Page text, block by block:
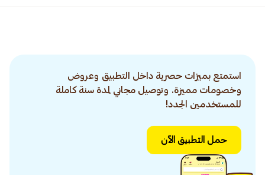
استمتع بميزات حصرية داخل التطبيق وعروض
وخصومات مميزة. وتوصيل مجاني لمدة سنة كاملة
للمستخدمين الجدد!
حمل التطبيق الآن